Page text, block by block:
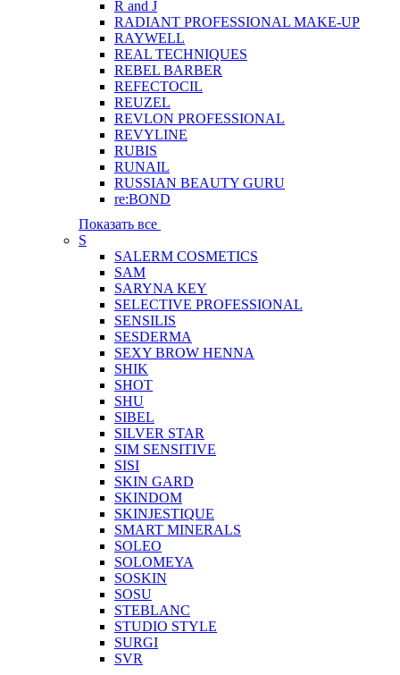
R and J
RADIANT PROFESSIONAL MAKE-UP
RAYWELL
REAL TECHNIQUES
REBEL BARBER
REFECTOCIL
REUZEL
REVLON PROFESSIONAL
REVYLINE
RUBIS
RUNAIL
RUSSIAN BEAUTY GURU
re:BOND
Показать все
S
SALERM COSMETICS
SAM
SARYNA KEY
SELECTIVE PROFESSIONAL
SENSILIS
SESDERMA
SEXY BROW HENNA
SHIK
SHOT
SHU
SIBEL
SILVER STAR
SIM SENSITIVE
SISI
SKIN GARD
SKINDOM
SKINJESTIQUE
SMART MINERALS
SOLEO
SOLOMEYA
SOSKIN
SOSU
STEBLANC
STUDIO STYLE
SURGI
SVR